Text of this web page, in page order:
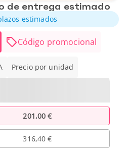
de entrega estimado
estimados
Código promocional
Precio por unidad
201,00 €
316,40 €